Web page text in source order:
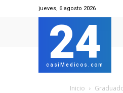
jueves, 6 agosto 2026
24
casiMedicos.com
Inicio